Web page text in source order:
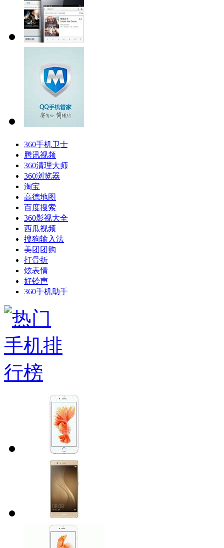
360手机卫士
腾讯视频
360清理大师
360浏览器
淘宝
高德地图
百度搜索
360影视大全
西瓜视频
搜狗输入法
美团团购
打骨折
炫表情
好铃声
360手机助手